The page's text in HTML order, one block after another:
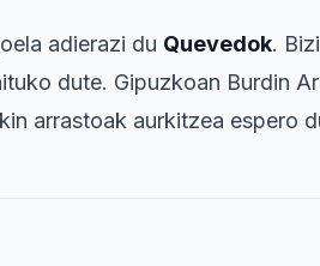
adierazi du Quevedok.
dute. Gipuzkoan Burdin
arrastoak aurkitzea espero